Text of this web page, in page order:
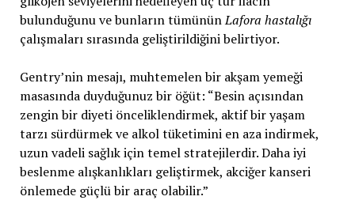
bulunduğunu ve bunların tümününLafora hastalığı
çalışmaları sırasında geliştirildiğini belirtiyor.
Gentry’nin mesajı, muhtemelen bir akşam yemeği
masasında duyduğunuz bir öğüt: “Besin açısından
zengin bir diyeti önceliklendirmek, aktif bir yaşam
tarzı sürdürmek ve alkol tüketimini en aza indirmek,
uzun vadeli sağlık için temel stratejilerdir. Daha iyi
beslenme alışkanlıkları geliştirmek, akciğer kanseri
önlemede güçlü bir araç olabilir.”